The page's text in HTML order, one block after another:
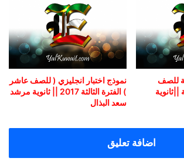
للصف
||ثانوية
نموذج اختبار انجليزي ( للصف عاشر
) الفترة الثالثة 2017 || ثانوية مرشد
سعد البذال
اضافة تعليق